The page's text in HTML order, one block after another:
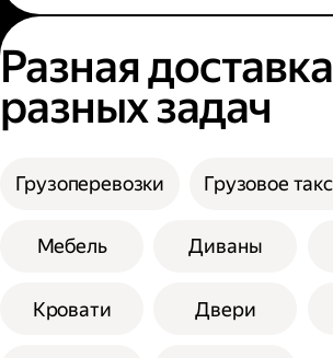
Разная
разных задач
Грузоперевозки Грузовое
Мебель Диваны
Кровати Двери